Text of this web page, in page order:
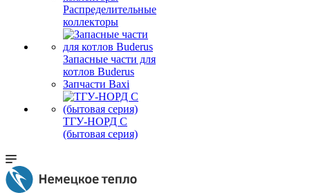
Распределительные
коллекторы
Запасные части для
котлов Buderus
Запчасти Baxi
ТГУ-НОРД С
(бытовая серия)